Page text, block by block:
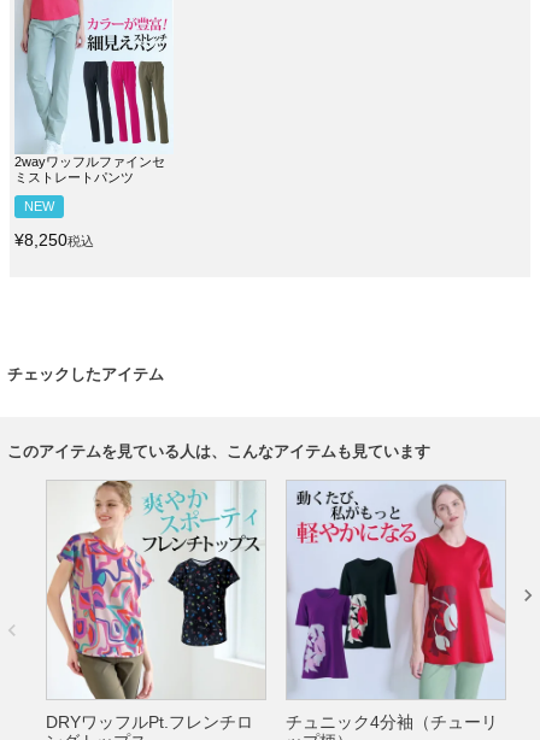
2wayワッフルファインセ
ミストレートパンツ
NEW
¥8,250税込
チェックしたアイテム
このアイテムを見ている人は、こんなアイテムも見ています
DRYワッフルPt.フレンチロ
チュニック4分袖（チューリ